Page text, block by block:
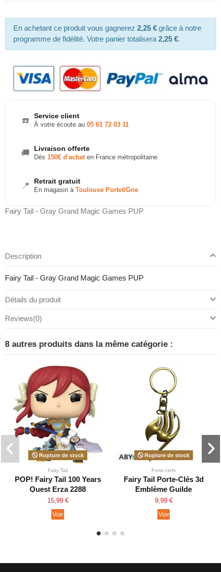
En achetant ce produit vous gagnerez 2,25 € grâce à notre
programme de fidélité. Votre panier totalisera 2,25 €.
☎️ Service client
À votre écoute au 05 61 72 03 11
🚚 Livraison offerte
Dès 150€ d'achaten France métropolitaine
📍 Retrait gratuit
En magasin à Toulouse Portet/Gne
Fairy Tail - Gray Grand Magic Games PUP
Description
Fairy Tail - Gray Grand Magic Games PUP
Détails du produit
Reviews(0)
8 autres produits dans la même catégorie :
Rupture de stock
Fairy Tail
POP! Fairy Tail 100 Years
Quest Erza 2288
15,99 €
Voir
Rupture de stock
Porte-clefs
Fairy Tail Porte-Clés 3d
Emblème Guilde
9,99 €
Voir